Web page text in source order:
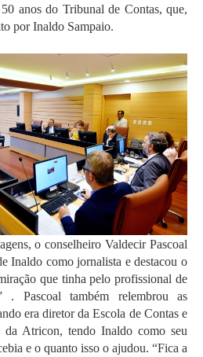
anos do Tribunal de Contas, que,
por Inaldo Sampaio.
o conselheiro Valdecir Pascoal
Inaldo como jornalista e destacou o
que tinha pelo profissional de
. Pascoal também relembrou as
era diretor da Escola de Contas e
da Atricon, tendo Inaldo como seu
e o quanto isso o ajudou. “Fica a